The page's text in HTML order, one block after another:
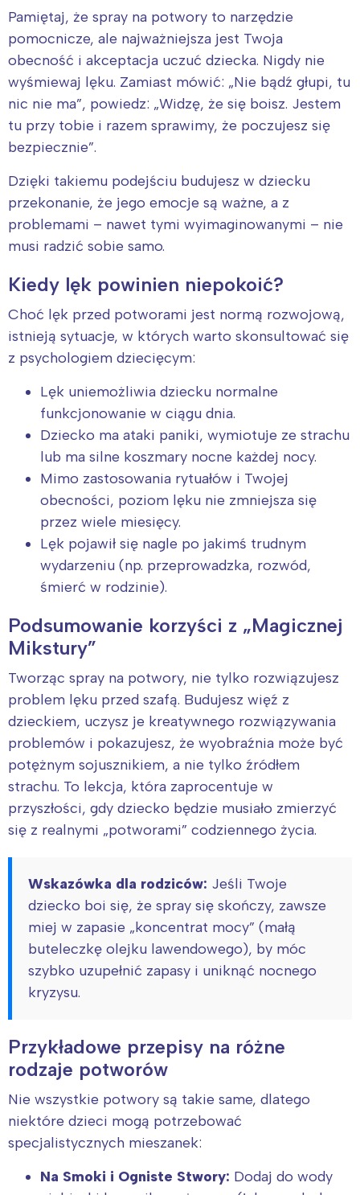
Pamiętaj, że spray na potwory to narzędzie
pomocnicze, ale najważniejsza jest Twoja
obecność i akceptacja uczuć dziecka. Nigdy nie
wyśmiewaj lęku. Zamiast mówić: „Nie bądź głupi, tu
nic nie ma”, powiedz: „Widzę, że się boisz. Jestem
tu przy tobie i razem sprawimy, że poczujesz się
bezpiecznie”.
Dzięki takiemu podejściu budujesz w dziecku
przekonanie, że jego emocje są ważne, a z
problemami – nawet tymi wyimaginowanymi – nie
musi radzić sobie samo.
Kiedy lęk powinien niepokoić?
Choć lęk przed potworami jest normą rozwojową,
istnieją sytuacje, w których warto skonsultować się
z psychologiem dziecięcym:
Lęk uniemożliwia dziecku normalne
funkcjonowanie w ciągu dnia.
Dziecko ma ataki paniki, wymiotuje ze strachu
lub ma silne koszmary nocne każdej nocy.
Mimo zastosowania rytuałów i Twojej
obecności, poziom lęku nie zmniejsza się
przez wiele miesięcy.
Lęk pojawił się nagle po jakimś trudnym
wydarzeniu (np. przeprowadzka, rozwód,
śmierć w rodzinie).
Podsumowanie korzyści z „Magicznej
Mikstury”
Tworząc spray na potwory, nie tylko rozwiązujesz
problem lęku przed szafą. Budujesz więź z
dzieckiem, uczysz je kreatywnego rozwiązywania
problemów i pokazujesz, że wyobraźnia może być
potężnym sojusznikiem, a nie tylko źródłem
strachu. To lekcja, która zaprocentuje w
przyszłości, gdy dziecko będzie musiało zmierzyć
się z realnymi „potworami” codziennego życia.
Wskazówka dla rodziców: Jeśli Twoje
dziecko boi się, że spray się skończy, zawsze
miej w zapasie „koncentrat mocy” (małą
buteleczkę olejku lawendowego), by móc
szybko uzupełnić zapasy i uniknąć nocnego
kryzysu.
Przykładowe przepisy na różne
rodzaje potworów
Nie wszystkie potwory są takie same, dlatego
niektóre dzieci mogą potrzebować
specjalistycznych mieszanek:
Na Smoki i Ogniste Stwory: Dodaj do wody